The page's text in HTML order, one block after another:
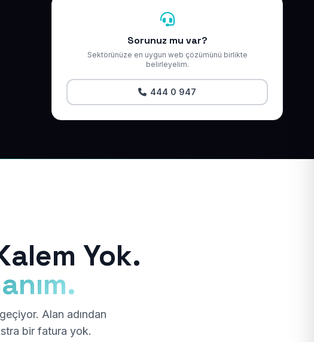
Sorunuz mu var?
Sektörünüze en uygun web çözümünü birlikte
belirleyelim.
444 0 947
Yok.
Alan adından
bir fatura yok.